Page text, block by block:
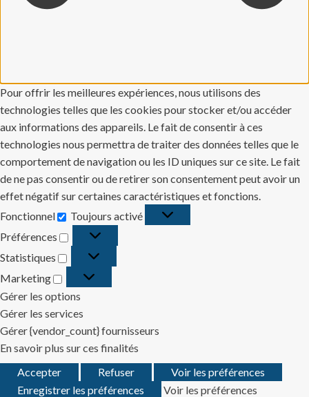
Pour offrir les meilleures expériences, nous utilisons des
technologies telles que les cookies pour stocker et/ou accéder
aux informations des appareils. Le fait de consentir à ces
technologies nous permettra de traiter des données telles que le
comportement de navigation ou les ID uniques sur ce site. Le fait
de ne pas consentir ou de retirer son consentement peut avoir un
effet négatif sur certaines caractéristiques et fonctions.
Fonctionnel
Fonctionnel
Toujours activé
Préférences
Préférences
Statistiques
Statistiques
Marketing
Marketing
Gérer les options
Gérer les services
Gérer {vendor_count} fournisseurs
En savoir plus sur ces finalités
Accepter
Refuser
Voir les préférences
Enregistrer les préférences
Voir les préférences